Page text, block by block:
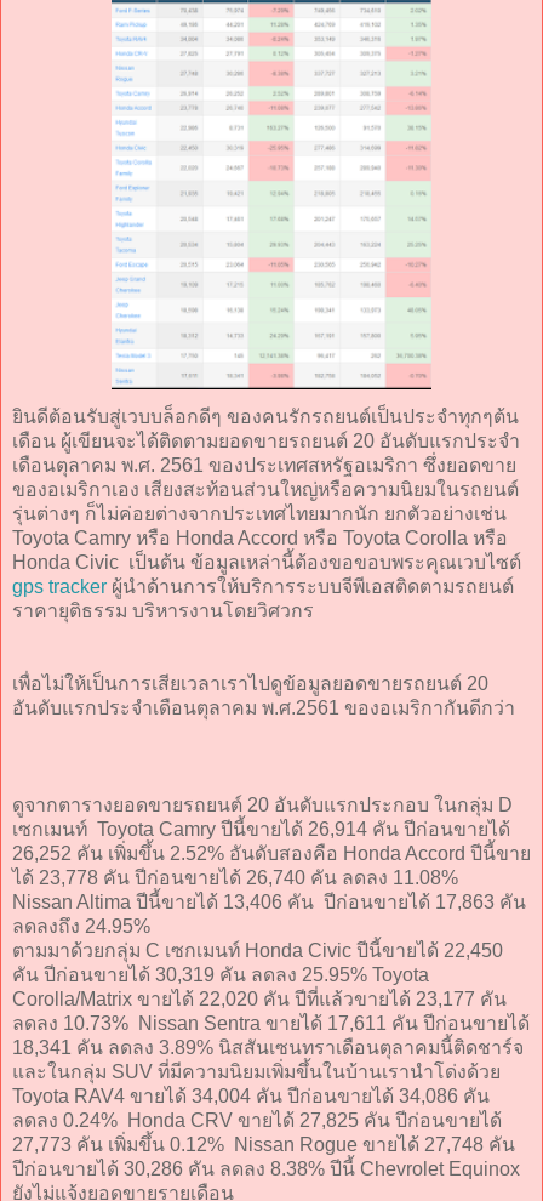
ยินดีต้อนรับสู่เวบบล็อกดีๆ ของคนรักรถยนต์เป็นประจำทุกๆต้น
เดือน ผู้เขียนจะได้ติดตามยอดขายรถยนต์ 20 อันดับแรกประจำ
เดือนตุลาคม พ.ศ. 2561 ของประเทศสหรัฐอเมริกา ซึ่งยอดขาย
ของอเมริกาเอง เสียงสะท้อนส่วนใหญ่หรือความนิยมในรถยนต์
รุ่นต่างๆ ก็ไม่ค่อยต่างจากประเทศไทยมากนัก ยกตัวอย่างเช่น
Toyota Camry หรือ Honda Accord หรือ Toyota Corolla หรือ
Honda Civic เป็นต้น ข้อมูลเหล่านี้ต้องขอขอบพระคุณเวบไซต์
gps tracker ผู้นำด้านการให้บริการระบบจีพีเอสติดตามรถยนต์
ราคายุติธรรม บริหารงานโดยวิศวกร
เพื่อไม่ให้เป็นการเสียเวลาเราไปดูข้อมูลยอดขายรถยนต์ 20
อันดับแรกประจำเดือนตุลาคม พ.ศ.2561 ของอเมริกากันดีกว่า
ดูจากตารางยอดขายรถยนต์ 20 อันดับแรกประกอบ ในกลุ่ม D
เซกเมนท์ Toyota Camry ปีนี้ขายได้ 26,914 คัน ปีก่อนขายได้
26,252 คัน เพิ่มขึ้น 2.52% อันดับสองคือ Honda Accord ปีนี้ขาย
ได้ 23,778 คัน ปีก่อนขายได้ 26,740 คัน ลดลง 11.08%
Nissan Altima ปีนี้ขายได้ 13,406 คัน ปีก่อนขายได้ 17,863 คัน
ลดลงถึง 24.95%
ตามมาด้วยกลุ่ม C เซกเมนท์ Honda Civic ปีนี้ขายได้ 22,450
คัน ปีก่อนขายได้ 30,319 คัน ลดลง 25.95% Toyota
Corolla/Matrix ขายได้ 22,020 คัน ปีที่แล้วขายได้ 23,177 คัน
ลดลง 10.73% Nissan Sentra ขายได้ 17,611 คัน ปีก่อนขายได้
18,341 คัน ลดลง 3.89% นิสสันเซนทราเดือนตุลาคมนี้ติดชาร์จ
และในกลุ่ม SUV ที่มีความนิยมเพิ่มขึ้นในบ้านเรานำโด่งด้วย
Toyota RAV4 ขายได้ 34,004 คัน ปีก่อนขายได้ 34,086 คัน
ลดลง 0.24% Honda CRV ขายได้ 27,825 คัน ปีก่อนขายได้
27,773 คัน เพิ่มขึ้น 0.12% Nissan Rogue ขายได้ 27,748 คัน
ปีก่อนขายได้ 30,286 คัน ลดลง 8.38% ปีนี้ Chevrolet Equinox
ยังไม่แจ้งยอดขายรายเดือน